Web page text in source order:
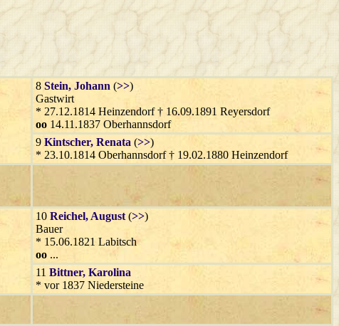
8 Stein, Johann (>>)
Gastwirt
* 27.12.1814 Heinzendorf † 16.09.1891 Reyersdorf
oo 14.11.1837 Oberhannsdorf
9 Kintscher, Renata (>>)
* 23.10.1814 Oberhannsdorf † 19.02.1880 Heinzendorf
10 Reichel, August (>>)
Bauer
* 15.06.1821 Labitsch
oo ...
11 Bittner, Karolina
* vor 1837 Niedersteine